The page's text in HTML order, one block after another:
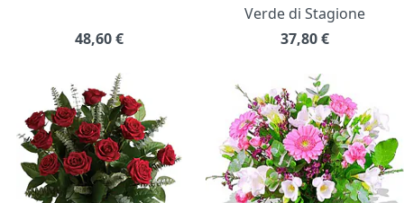
48,60€
Verde di Stagione
37,80€